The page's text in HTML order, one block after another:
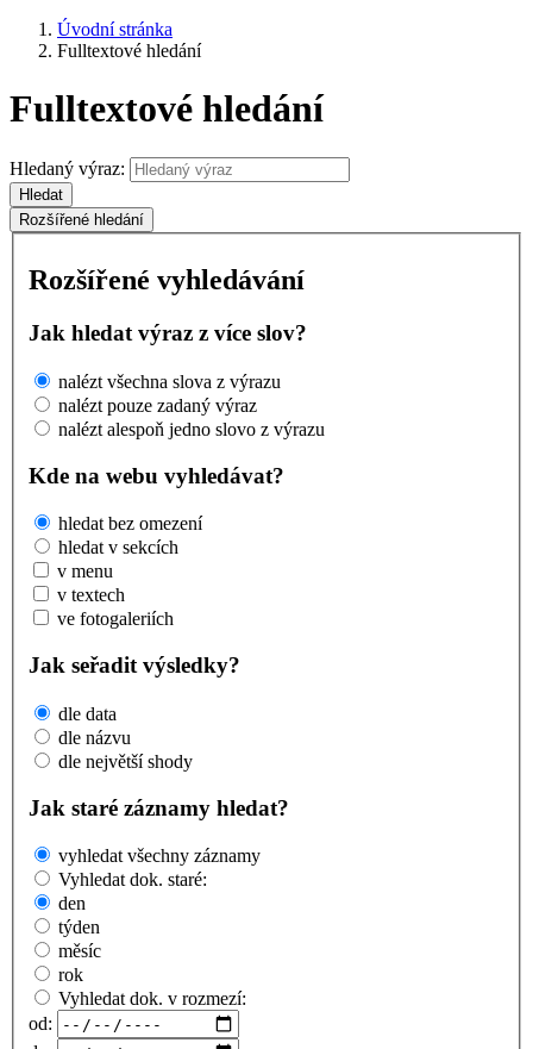
Úvodní stránka
Fulltextové hledání
Fulltextové hledání
Hledaný výraz:
Hledat
Rozšířené hledání
Rozšířené vyhledávání
Jak hledat výraz z více slov?
nalézt všechna slova z výrazu
nalézt pouze zadaný výraz
nalézt alespoň jedno slovo z výrazu
Kde na webu vyhledávat?
hledat bez omezení
hledat v sekcích
v menu
v textech
ve fotogaleriích
Jak seřadit výsledky?
dle data
dle názvu
dle největší shody
Jak staré záznamy hledat?
vyhledat všechny záznamy
Vyhledat dok. staré:
den
týden
měsíc
rok
Vyhledat dok. v rozmezí:
od: